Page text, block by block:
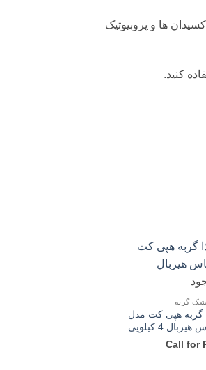
ها و پروبیوتیک
کنید.
گربه
گربه هپی کت مدل
4 کیلویی
Call for